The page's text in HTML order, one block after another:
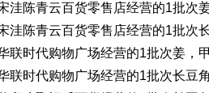
洼陈青云百货零售店经营的1批次
洼陈青云百货零售店经营的1批次
联时代购物广场经营的1批次姜，
联时代购物广场经营的1批次长豆